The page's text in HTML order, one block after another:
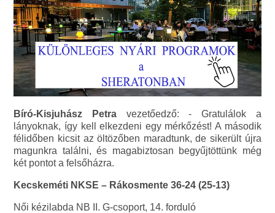
Bíró-Kisjuhász Petra vezetőedző: - Gratulálok a
lányoknak, így kell elkezdeni egy mérkőzést! A második
félidőben kicsit az öltözőben maradtunk, de sikerült újra
magunkra találni, és magabiztosan begyűjtöttünk még
két pontot a felsőházra.
Kecskeméti NKSE – Rákosmente 36-24 (25-13)
Női kézilabda NB II. G-csoport, 14. forduló